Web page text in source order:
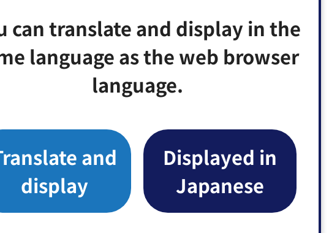
can translate and display in the
language as the web browser
language.
and
display
Displayed in
Japanese